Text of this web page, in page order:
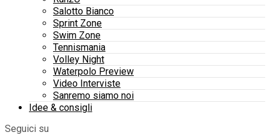
Salotto Bianco
Sprint Zone
Swim Zone
Tennismania
Volley Night
Waterpolo Preview
Video Interviste
Sanremo siamo noi
Idee & consigli
Seguici su